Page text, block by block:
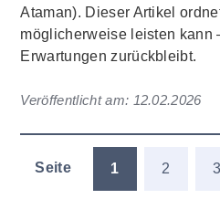
Ataman). Dieser Artikel
möglicherweise leisten kann
Erwartungen zurückbleibt.
Veröffentlicht am: 12.02.2026
Seite 1 2 3